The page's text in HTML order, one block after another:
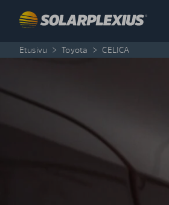
Etusivu > Toyota > CELICA